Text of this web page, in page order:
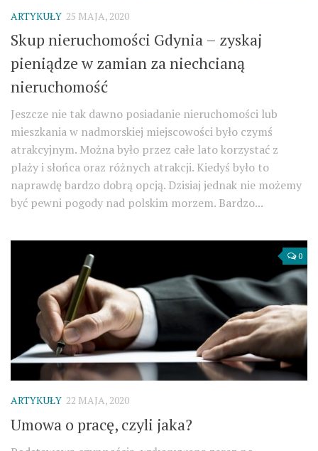
ARTYKUŁY 25 MAJA, 2020
Skup nieruchomości Gdynia – zyskaj
pieniądze w zamian za niechcianą
nieruchomość
Jeszcze nie tak dawno posiadanie nieruchomości lub
mieszkania w nadmorskiej miejscowości było czymś
atrakcyjnym. Można było przez całe lato korzystać z
plaży i słońca oraz różnych atrakcji. Kiedyś było to
naprawdę bardzo dobrą opcją. Dzisiaj jednak nie możemy
być pewni pogody nad polskim morzem. Bardzo...
0
ARTYKUŁY 22 MAJA, 2020
Umowa o pracę, czyli jaka?